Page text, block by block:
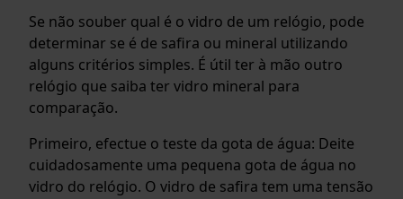
Se não souber qual é o vidro de um relógio, pode
determinar se é de safira ou mineral utilizando
alguns critérios simples. É útil ter à mão outro
relógio que saiba ter vidro mineral para
comparação.
Primeiro, efectue o teste da gota de água: Deite
cuidadosamente uma pequena gota de água no
vidro do relógio. O vidro de safira tem uma tensão